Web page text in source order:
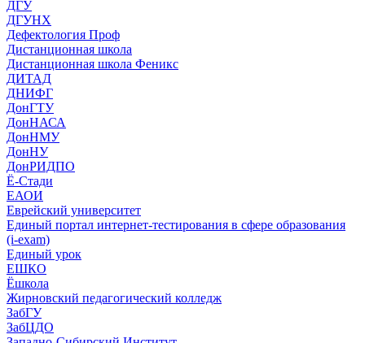
ДГУ
ДГУНХ
Дефектология Проф
Дистанционная школа
Дистанционная школа Феникс
ДИТАД
ДНИФГ
ДонГТУ
ДонНАСА
ДонНМУ
ДонНУ
ДонРИДПО
Ё-Стади
ЕАОИ
Еврейский университет
Единый портал интернет-тестирования в сфере образования
(i-exam)
Единый урок
ЕШКО
Ёшкола
Жирновский педагогический колледж
ЗабГУ
ЗабЦДО